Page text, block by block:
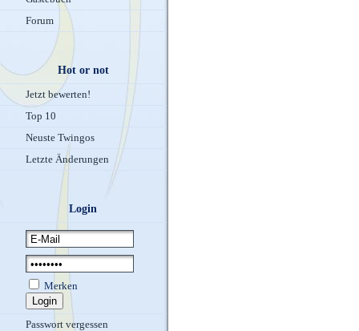
Forum
Hot or not
Jetzt bewerten!
Top 10
Neuste Twingos
Letzte Änderungen
Login
Merken
Passwort vergessen